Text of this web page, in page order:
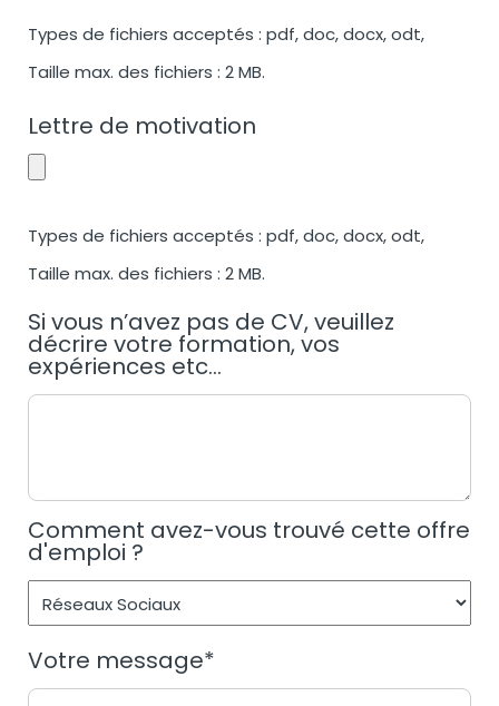
Types de fichiers acceptés : pdf, doc, docx, odt,
Taille max. des fichiers : 2 MB.
Lettre de motivation
Types de fichiers acceptés : pdf, doc, docx, odt,
Taille max. des fichiers : 2 MB.
Si vous n’avez pas de CV, veuillez
décrire votre formation, vos
expériences etc...
Comment avez-vous trouvé cette offre
d'emploi ?
Votre message*